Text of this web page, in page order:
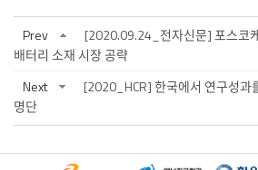
Prev
[2020.09.24_전자신문] 포스코
배터리 소재 시장 공략
Next
[2020_HCR] 한국에서 연구성과
명단